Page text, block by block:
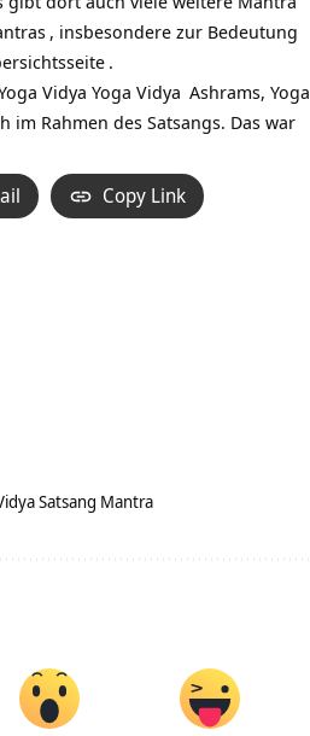
, insbesondere zur Bedeutung
.
Vidya Yoga Vidya Ashrams, Yoga
Rahmen des Satsangs. Das war
Copy Link
Satsang Mantra